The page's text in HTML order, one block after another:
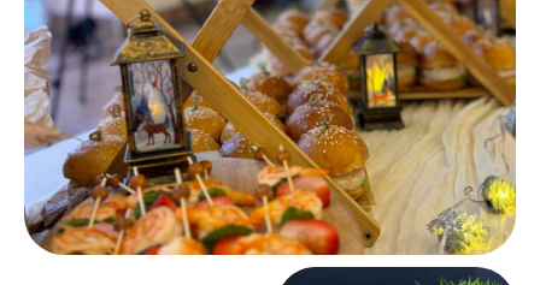
Политика конфиденциальности
© 2026 VOLGA CATERING
Разработка сайта nst-art